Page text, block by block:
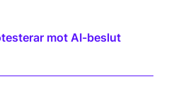
mot AI-beslut